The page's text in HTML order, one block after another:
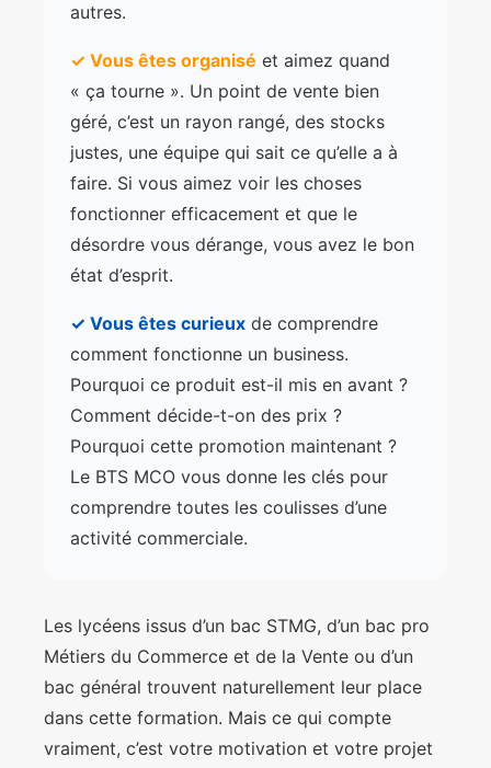
autres.
✓ Vous êtes organisé et aimez quand
« ça tourne ». Un point de vente bien
géré, c’est un rayon rangé, des stocks
justes, une équipe qui sait ce qu’elle a à
faire. Si vous aimez voir les choses
fonctionner efficacement et que le
désordre vous dérange, vous avez le bon
état d’esprit.
✓ Vous êtes curieux de comprendre
comment fonctionne un business.
Pourquoi ce produit est-il mis en avant ?
Comment décide-t-on des prix ?
Pourquoi cette promotion maintenant ?
Le BTS MCO vous donne les clés pour
comprendre toutes les coulisses d’une
activité commerciale.
Les lycéens issus d’un bac STMG, d’un bac pro
Métiers du Commerce et de la Vente ou d’un
bac général trouvent naturellement leur place
dans cette formation. Mais ce qui compte
vraiment, c’est votre motivation et votre projet